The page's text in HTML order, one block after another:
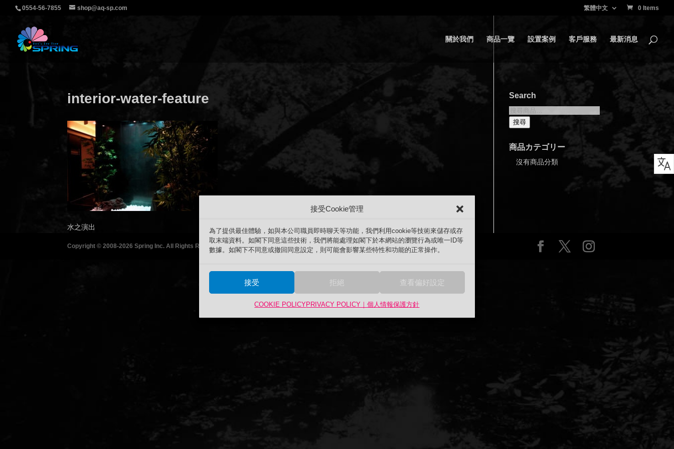
接受Cookie管理
為了提供最佳體驗，如與本公司職員即時聊天等功能，我們利用cookie等技術來儲存或存
取末端資料。如閣下同意這些技術，我們將能處理如閣下於本網站的瀏覽行為或唯一ID等
數據。如閣下不同意或撤回同意設定，則可能會影響某些特性和功能的正常操作。
接受 拒絕 查看偏好設定
COOKIE POLICYPRIVACY POLICY｜個人情報保護方針
0554-56-7855 shop@aq-sp.com 繁體中文 0 Items
關於我們 商品一覽 設置案例 客戶服務 最新消息
interior-water-feature
水之演出
Search
搜
尋
鍵
搜尋
商品カテゴリー
沒有商品分類
Copyright © 2008-2026 Spring Inc. All Rights Reserved